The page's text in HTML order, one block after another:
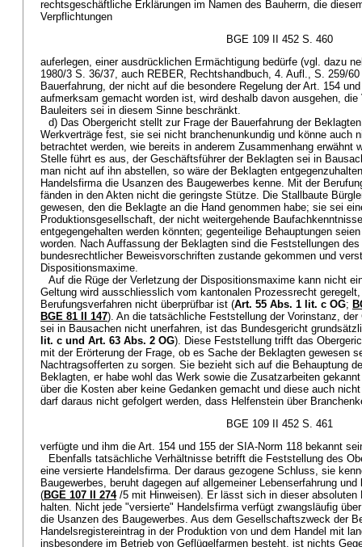
rechtsgeschäftliche Erklärungen im Namen des Bauherrn, die
Verpflichtungen
BGE 109 II 452 S. 460
auferlegen, einer ausdrücklichen Ermächtigung bedürfe (vgl. dazu
1980/3 S. 36/37, auch REBER, Rechtshandbuch, 4. Aufl., S. 259/
Bauerfahrung, der nicht auf die besondere Regelung der Art. 154
aufmerksam gemacht worden ist, wird deshalb davon ausgehen,
Bauleiters sei in diesem Sinne beschränkt.
d) Das Obergericht stellt zur Frage der Bauerfahrung der
Werkverträge fest, sie sei nicht branchenunkundig und könne auch
betrachtet werden, wie bereits in anderem Zusammenhang erwähnt
Stelle führt es aus, der Geschäftsführer der Beklagten sei in
man nicht auf ihn abstellen, so wäre der Beklagten
Handelsfirma die Usanzen des Baugewerbes kenne. Mit der
fänden in den Akten nicht die geringste Stütze. Die Stallbaute
gewesen, den die Beklagte an die Hand genommen habe; sie sei
Produktionsgesellschaft, der nicht weitergehende
entgegengehalten werden könnten; gegenteilige Behauptungen
worden. Nach Auffassung der Beklagten sind die Feststellungen
bundesrechtlicher Beweisvorschriften zustande gekommen und
Dispositionsmaxime.
Auf die Rüge der Verletzung der Dispositionsmaxime kann nicht
Geltung wird ausschliesslich vom kantonalen Prozessrecht
Berufungsverfahren nicht überprüfbar ist (Art. 55 Abs. 1 lit. c OG;
BGE 81 II 147). An die tatsächliche Feststellung der Vorinstanz,
sei in Bausachen nicht unerfahren, ist das Bundesgericht
lit. c und Art. 63 Abs. 2 OG). Diese Feststellung trifft das
mit der Erörterung der Frage, ob es Sache der Beklagten gewesen
Nachtragsofferten zu sorgen. Sie bezieht sich auf die Behauptung
Beklagten, er habe wohl das Werk sowie die Zusatzarbeiten
über die Kosten aber keine Gedanken gemacht und diese auch
darf daraus nicht gefolgert werden, dass Helfenstein über
BGE 109 II 452 S. 461
verfügte und ihm die Art. 154 und 155 der SIA-Norm 118 bekannt
Ebenfalls tatsächliche Verhältnisse betrifft die Feststellung des
eine versierte Handelsfirma. Der daraus gezogene Schluss, sie
Baugewerbes, beruht dagegen auf allgemeiner Lebenserfahrung
(BGE 107 II 274/5 mit Hinweisen). Er lässt sich in dieser absoluten
halten. Nicht jede "versierte" Handelsfirma verfügt zwangsläufig
die Usanzen des Baugewerbes. Aus dem Gesellschaftszweck der
Handelsregistereintrag in der Produktion von und dem Handel mit
insbesondere im Betrieb von Geflügelfarmen besteht, ist nichts